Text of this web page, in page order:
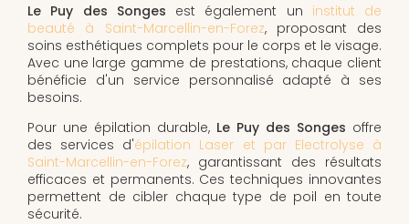
Le Puy des Songes est également un institut de
beauté à Saint-Marcellin-en-Forez, proposant des
soins esthétiques complets pour le corps et le visage.
Avec une large gamme de prestations, chaque client
bénéficie d'un service personnalisé adapté à ses
besoins.
Pour une épilation durable, Le Puy des Songes offre
des services d'épilation Laser et par Electrolyse à
Saint-Marcellin-en-Forez, garantissant des résultats
efficaces et permanents. Ces techniques innovantes
permettent de cibler chaque type de poil en toute
sécurité.